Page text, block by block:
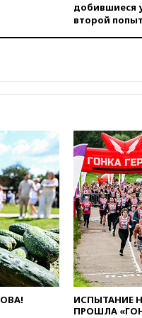
добившиеся
второй
ИСПЫТАНИЕ
ПРОШЛА